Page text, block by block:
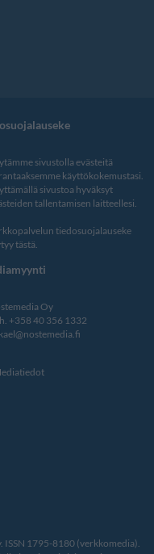
sivustolla evästeitä
käyttökokemustasi.
sivustoa hyväksyt
tallentamisen laitteellesi.
tiedosuojalauseke
tästä.
Oy
+358 40 356 1332
1795-8180 (verkkomedia).